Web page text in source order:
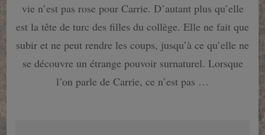
du
diable
vie n’est pas rose pour Carrie. D’autant plus qu’elle
est la tête de turc des filles du collège. Elle ne fait que
subir et ne peut rendre les coups, jusqu’à ce qu’elle ne
se découvre un étrange pouvoir surnaturel. Lorsque
l’on parle de Carrie, ce n’est pas …